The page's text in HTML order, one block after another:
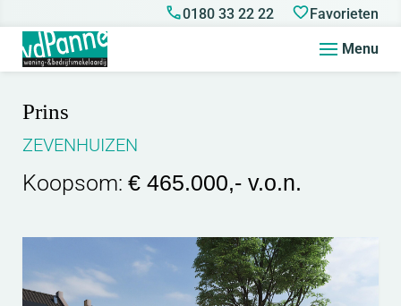
0180 33 22 22 Favorieten
Menu
Prins
ZEVENHUIZEN
Koopsom: € 465.000,- v.o.n.